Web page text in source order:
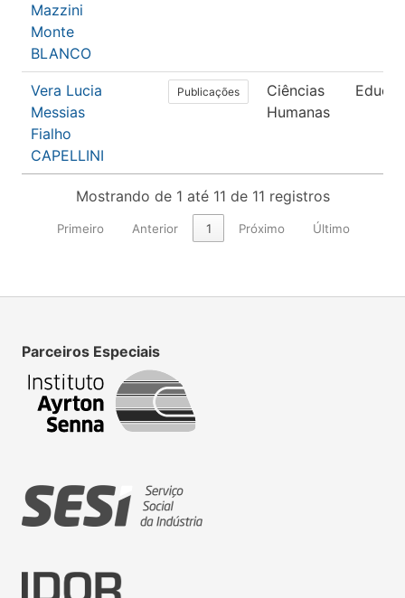
Mazzini
Monte
BLANCO
Vera Lucia
Messias
Fialho
CAPELLINI
Publicações
Ciências
Humanas
Mostrando de 1 até 11 de 11 registros
Primeiro Anterior 1 Próximo Último
Parceiros Especiais